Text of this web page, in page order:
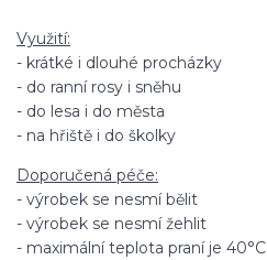
Využití:
- krátké i dlouhé procházky
- do ranní rosy i sněhu
- do lesa i do města
- na hřiště i do školky
Doporučená péče:
- výrobek se nesmí bělit
- výrobek se nesmí žehlit
- maximální teplota praní je 40°C